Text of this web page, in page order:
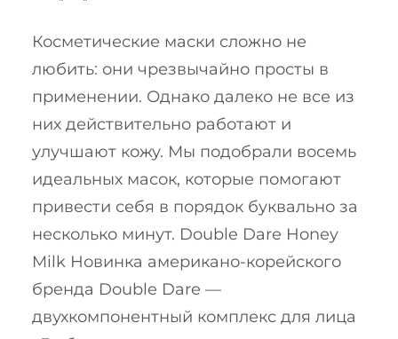
Косметические маски сложно не
любить: они чрезвычайно просты в
применении. Однако далеко не все из
них действительно работают и
улучшают кожу. Мы подобрали восемь
идеальных масок, которые помогают
привести себя в порядок буквально за
несколько минут. Double Dare Honey
Milk Новинка американо-корейского
бренда Double Dare —
двухкомпонентный комплекс для лица